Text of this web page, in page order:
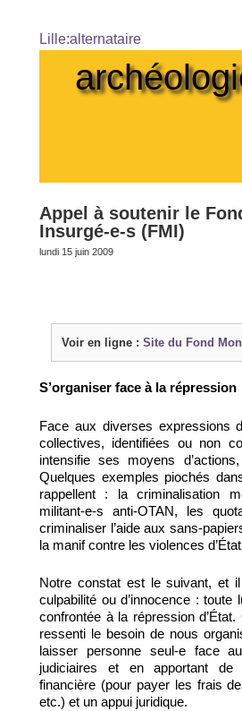
Lille:alternataire
Appel à soutenir le
Insurgé-e-s (FMI)
lundi 15 juin 2009
Voir en ligne : Site du Fond
S’organiser face à la répression
Face aux diverses expressions
collectives, identifiées ou non
intensifie ses moyens
Quelques exemples piochés
rappellent : la criminalisation
militant-e-s anti-OTAN, les
criminaliser l’aide aux sans-
la manif contre les violences
Notre constat est le suivant, et
culpabilité ou d’innocence :
confrontée à la répression
ressenti le besoin de nous
laisser personne seul-e face
judiciaires et en apportant
financière (pour payer les frais
etc.) et un appui juridique.